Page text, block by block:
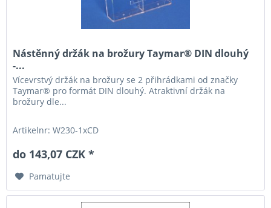
Nástěnný držák na brožury Taymar® DIN dlouhý
-...
Vícevrstvý držák na brožury se 2 přihrádkami od značky
Taymar® pro formát DIN dlouhý. Atraktivní držák na
brožury dle...
Artikelnr: W230-1xCD
do 143,07 CZK *
Pamatujte